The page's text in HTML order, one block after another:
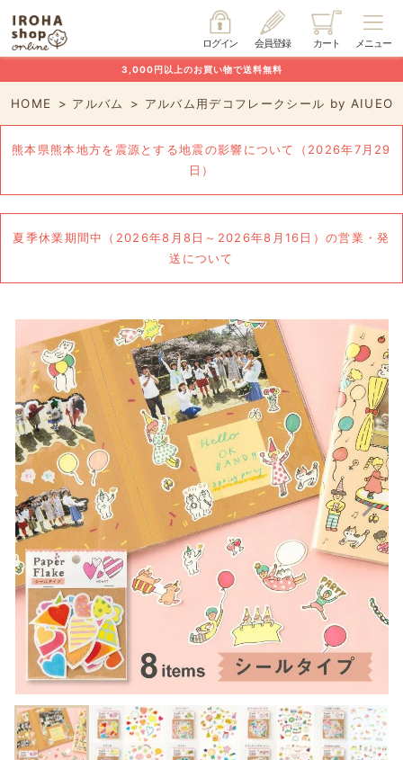
メニュー
カート
会員登録
ログイン
3,000円以上のお買い物で送料無料
HOME アルバム アルバム用デコフレークシール by AIUEO
熊本県熊本地方を震源とする地震の影響について（2026年7月29
日）
夏季休業期間中（2026年8月8日～2026年8月16日）の営業・発
送について